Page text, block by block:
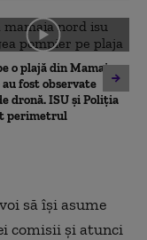
o plajă din Mamaia,
au fost observate
dronă. ISU și Poliția
perimetrul
să își asume
comisii și atunci